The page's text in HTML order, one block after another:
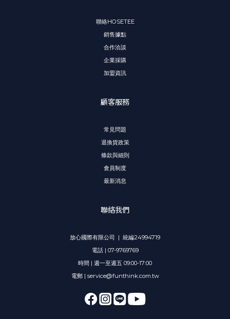
聯絡HOSETEE
銷售據點
合作洽談
企業採購
加盟資訊
顧客服務
常見問題
退換貨政策
條款與細則
會員制度
最新消息
聯絡我們
放心國際有限公司 | 統編24994719
電話 | 07-9769769
時間 | 週一至週五 09:00-17:00
電郵 | service@funthink.com.tw